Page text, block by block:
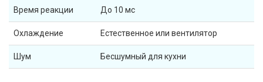
Время реакции До 10 мс
Охлаждение Естественное или вентилятор
Шум Бесшумный для кухни